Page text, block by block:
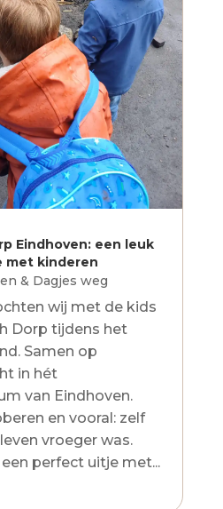
Eindhoven: een leuk
met kinderen
& Dagjes weg
wij met de kids
Dorp tijdens het
Samen op
in hét
van Eindhoven.
en vooral: zelf
vroeger was.
perfect uitje met...